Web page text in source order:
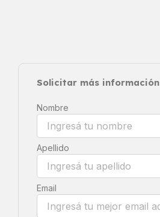
Solicitar más información
Nombre
Apellido
Email